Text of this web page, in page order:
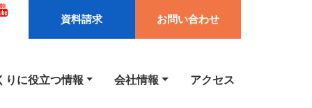
資料請求 お問い合わせ
りに役立つ情報 会社情報 アクセス